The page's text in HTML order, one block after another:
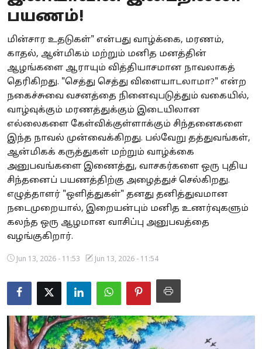
Business
Crime
Tamilnadu
National
World
Astrology
Spirituality
Weather
Politics
பயணம்!
மின்சார உதடுகள்" என்பது வாழ்க்கை, மரணம்,
காதல், ஆன்மிகம் மற்றும் மனித மனத்தின்
ஆழங்களை ஆராயும் வித்தியாசமான நாவலாகத்
தெரிகிறது. "செத்து செத்து விளையாடலாமா?" என்ற
நகைச்சுவை வசனத்தை நினைவுபடுத்தும் வகையில்,
வாழ்வுக்கும் மரணத்துக்கும் இடையிலான
எல்லைகளை கேள்விக்குள்ளாக்கும் சிந்தனைகளை
இந்த நாவல் முன்வைக்கிறது. பல்வேறு தத்துவங்கள்,
ஆன்மிகக் கருத்துகள் மற்றும் வாழ்க்கை
அனுபவங்களை இணைத்து, வாசகர்களை ஒரு புதிய
சிந்தனைப் பயணத்திற்கு அழைத்துச் செல்கிறது.
எழுத்தாளர் "ஒளித்துகள்" தனது தனித்துவமான
நடைமுறையால், இறையன்பும் மனித உணர்வுகளும்
கலந்த ஒரு ஆழமான வாசிப்பு அனுபவத்தை
வழங்குகிறார்.
Jun 13, 2026 - 11:53 Jun 13, 2026 - 11:54